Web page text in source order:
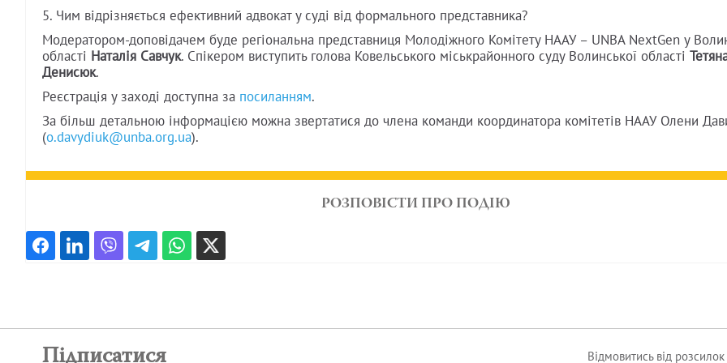
5. Чим відрізняється ефективний адвокат у суді від формального представника?
Модератором-доповідачем буде регіональна представниця Молодіжного Комітету НААУ – UNBA NextGen у
області Наталія Савчук. Спікером виступить голова Ковельського міськрайонного суду Волинської області
Денисюк.
Реєстрація у заході доступна за посиланням.
За більш детальною інформацією можна звертатися до члена команди координатора комітетів НААУ Олени
(o.davydiuk@unba.org.ua).
РОЗПОВІСТИ ПРО ПОДІЮ
Підписатися Відмовитись від